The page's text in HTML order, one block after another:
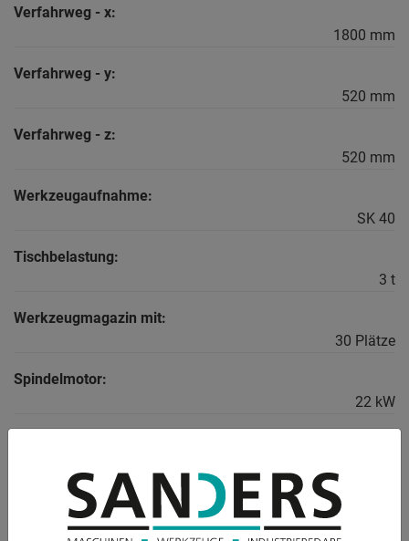
Verfahrweg - x:
1800 mm
Verfahrweg - y:
520 mm
Verfahrweg - z:
520 mm
Werkzeugaufnahme:
SK 40
Tischbelastung:
3 t
Werkzeugmagazin mit:
30 Plätze
Spindelmotor:
22 kW